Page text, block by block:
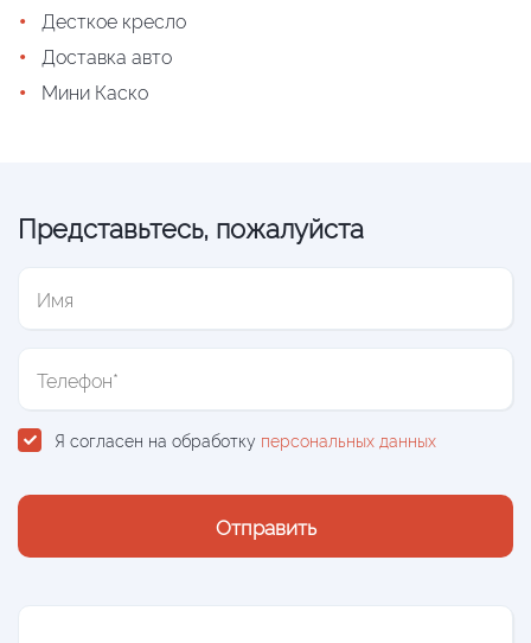
•
Десткое кресло
• Доставка авто
• Мини Каско
Представьтесь, пожалуйста
Я согласен на обработку персональных данных
Отправить